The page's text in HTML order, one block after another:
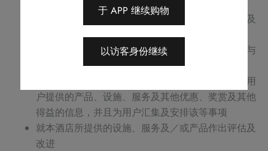
为有意注册本网站上所提供的服务的用户设立户口及
维护其户口
就有关或因使用本网站上所提供的服务发生的事项与
不时向用户提供关于本酒店的信息，包括本酒店为用
户提供的产品、设施、服务及其他优惠、奖赏及其他
得益的信息，并且为用户汇集及安排该等事项
就本酒店所提供的设施、服务及／或产品作出评估及
改进
于 APP 继续购物
以访客身份继续